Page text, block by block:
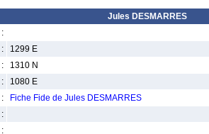
Jules DESMARRES
1299 E
1310 N
:
1080 E
Fiche Fide de Jules DESMARRES